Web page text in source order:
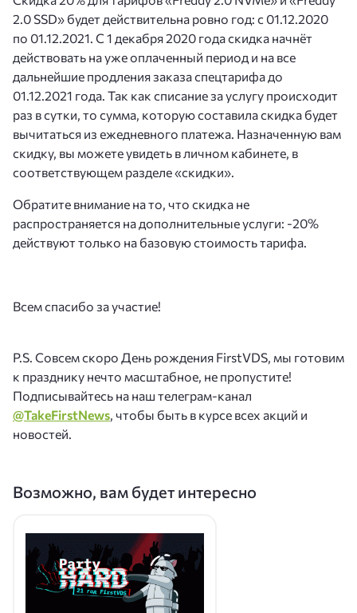
2.0 SSD» будет действительна ровно год: с 01.12.2020
по 01.12.2021. С 1 декабря 2020 года скидка начнёт
действовать на уже оплаченный период и на все
дальнейшие продления заказа спецтарифа до
01.12.2021 года. Так как списание за услугу происходит
раз в сутки, то сумма, которую составила скидка будет
вычитаться из ежедневного платежа. Назначенную вам
скидку, вы можете увидеть в личном кабинете, в
соответствующем разделе «скидки».
Обратите внимание на то, что скидка не
распространяется на дополнительные услуги: -20%
действуют только на базовую стоимость тарифа.
Всем спасибо за участие!
P.S. Совсем скоро День рождения FirstVDS, мы готовим
к празднику нечто масштабное, не пропустите!
Подписывайтесь на наш телеграм-канал
@TakeFirstNews, чтобы быть в курсе всех акций и
новостей.
Возможно, вам будет интересно